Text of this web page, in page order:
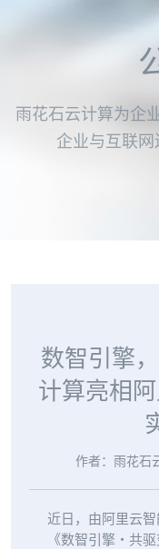
雨花石云计算为企
企业与互联
数智引擎
计算亮相
作者：雨花石
近日，由阿里云
《数智引擎・共